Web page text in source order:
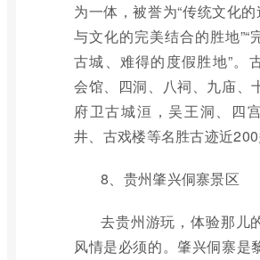
为一体，被誉为“传统文化的
与文化的完美结合的胜地”“
古城、难得的度假胜地”。
会馆、四洞、八祠、九庙、
府卫古城洹，吴王洞、四
井、古戏楼等名胜古迹近200
8、贵州肇兴侗寨景区
去贵州游玩，体验那儿
风情是必须的。肇兴侗寨是